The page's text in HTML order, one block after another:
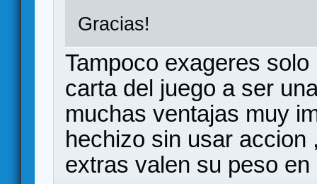
Gracias!
Tampoco exageres
carta del juego a ser
muchas ventajas muy
hechizo sin usar
extras valen su peso en